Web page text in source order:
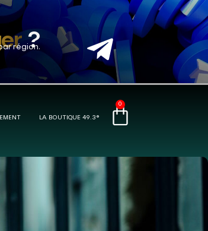
?
région.
LA BOUTIQUE 49.3®
0